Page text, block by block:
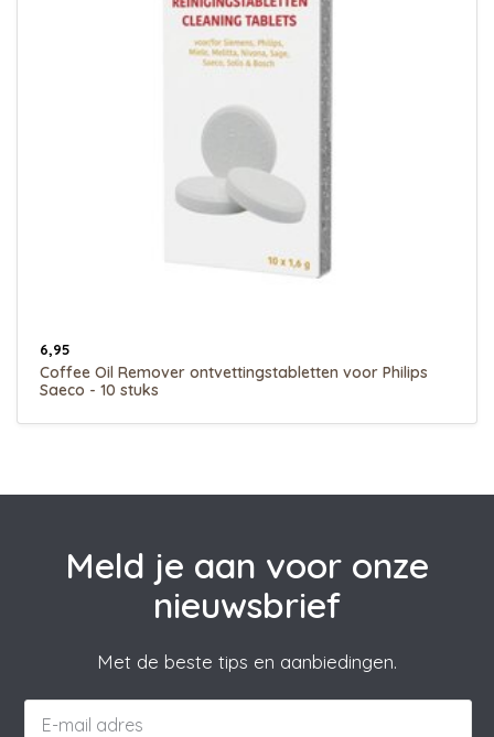
6,95
Coffee Oil Remover ontvettingstabletten voor Philips
Saeco - 10 stuks
Meld je aan voor onze
nieuwsbrief
Met de beste tips en aanbiedingen.